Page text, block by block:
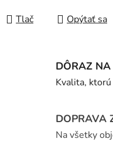
Tlač Opýtať sa
DÔRAZ
Kvalita,
DOPRAVA
Na všetky